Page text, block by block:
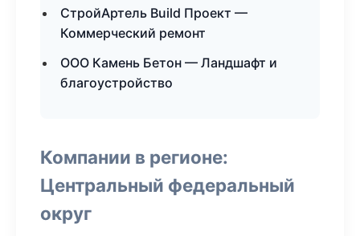
СтройАртель Build Проект —
Коммерческий ремонт
ООО Камень Бетон — Ландшафт и
благоустройство
Компании в регионе:
Центральный федеральный
округ